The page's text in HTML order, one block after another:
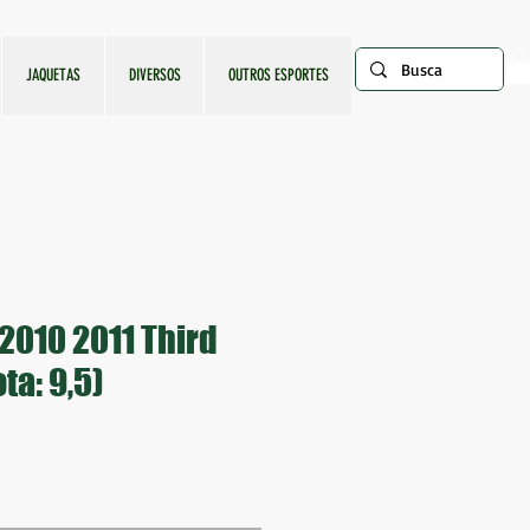
JAQUETAS DIVERSOS OUTROS ESPORTES
2011 Third
9,5)